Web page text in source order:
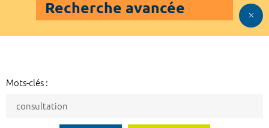
Recherche avancée
Mots-clés :